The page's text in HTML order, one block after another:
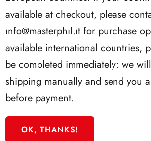
PRESIDENZA SEGNI 1962/
available at checkout, please
info@masterphil.it for purchase
available international countries,
be completed immediately: we
shipping manually and send you
before payment.
OK, THANKS!